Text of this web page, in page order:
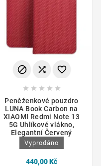
  
    
Peněženkové pouzdro
LUNA Book Carbon na
XIAOMI Redmi Note 13
5G Uhlíkové vlákno,
Elegantní Červený
Vyprodáno
440,00 Kč